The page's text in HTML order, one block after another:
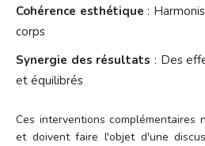
Cohérence esthétique :
corps
Synergie des résultats : Des
et équilibrés
Ces interventions complémentaires
et doivent faire l'objet d'une